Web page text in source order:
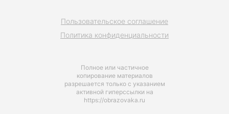
Полное или частичное
копирование материалов
разрешается только с указанием
активной гиперссылки на
https://obrazovaka.ru
Пользовательское соглашение
Политика конфиденциальности